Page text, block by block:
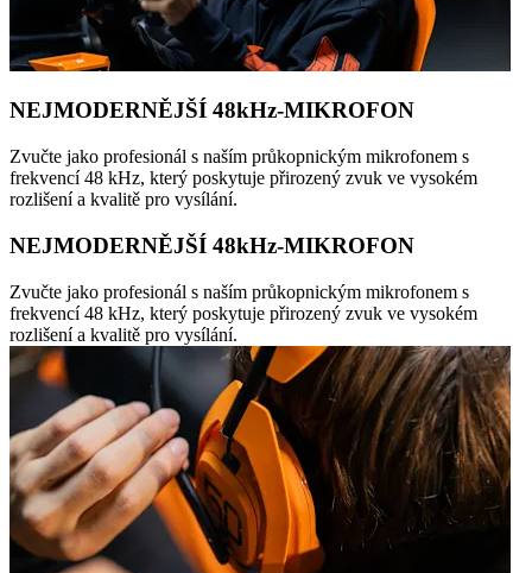
NEJMODERNĚJŠÍ 48kHz-MIKROFON
Zvučte jako profesionál s naším průkopnickým mikrofonem s
frekvencí 48 kHz, který poskytuje přirozený zvuk ve vysokém
rozlišení a kvalitě pro vysílání.
NEJMODERNĚJŠÍ 48kHz-MIKROFON
Zvučte jako profesionál s naším průkopnickým mikrofonem s
frekvencí 48 kHz, který poskytuje přirozený zvuk ve vysokém
rozlišení a kvalitě pro vysílání.